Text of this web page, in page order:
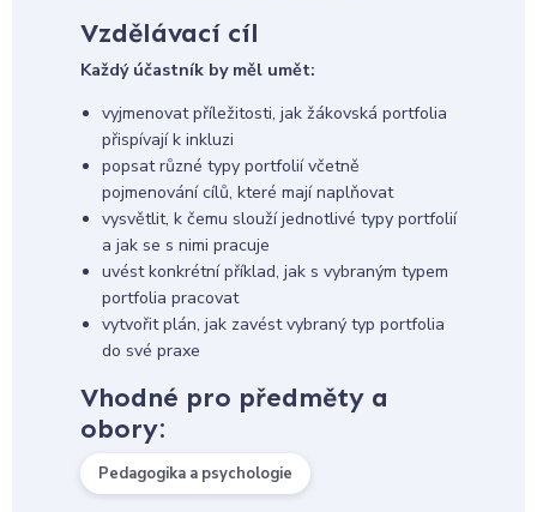
Vzdělávací cíl
Každý účastník by měl umět:
vyjmenovat příležitosti, jak žákovská portfolia
přispívají k inkluzi
popsat různé typy portfolií včetně
pojmenování cílů, které mají naplňovat
vysvětlit, k čemu slouží jednotlivé typy portfolií
a jak se s nimi pracuje
uvést konkrétní příklad, jak s vybraným typem
portfolia pracovat
vytvořit plán, jak zavést vybraný typ portfolia
do své praxe
Vhodné pro předměty a
obory:
Pedagogika a psychologie